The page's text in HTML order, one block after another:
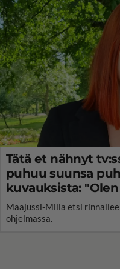
Tätä et nähnyt
puhuu suunsa
kuvauksista:
Maajussi-Milla etsi
ohjelmassa.